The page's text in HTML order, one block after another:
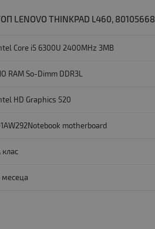
THINKPAD L460, 80105668
Core i5 6300U 2400MHz 3MB
RAM So-Dimm DDR3L
HD Graphics 520
motherboard
клас
месеца